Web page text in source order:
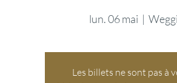
lun. 06 mai
  |
Les billets ne sont pas à